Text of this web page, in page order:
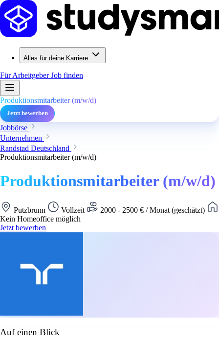
Alles für deine Karriere
Für ArbeitgeberJob finden
Produktionsmitarbeiter (m/w/d)
Jetzt bewerben
Jobbörse
Unternehmen
Randstad Deutschland
Produktionsmitarbeiter (m/w/d)
Produktionsmitarbeiter (m/w/d)
Putzbrunn Vollzeit
2000 - 2500 € / Monat (geschätzt)
Kein Homeoffice möglich
Jetzt bewerben
Auf einen Blick